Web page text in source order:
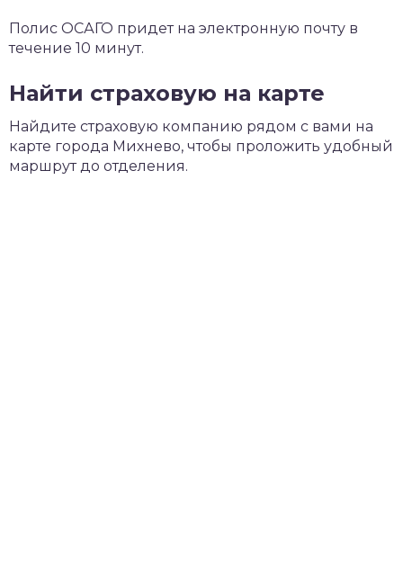
Полис ОСАГО придет на электронную почту в
течение 10 минут.
Найти страховую на карте
Найдите страховую компанию рядом с вами на
карте города Михнево, чтобы проложить удобный
маршрут до отделения.